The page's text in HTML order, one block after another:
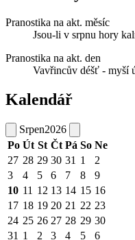
Pranostika na akt. měsíc
Jsou-li v srpnu hory
Pranostika na akt. den
Vavřincův déšť - myší
Kalendář
Srpen2026
Po Út St Čt Pá So Ne
27 28 29 30 31 1
2
3
4 5 6 7 8
9
10 11 12 13 14 15 16
17 18 19 20 21 22 23
24 25 26 27 28 29 30
31 1 2 3 4 5 6